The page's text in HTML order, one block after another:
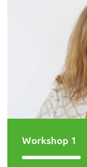
Workshop 1